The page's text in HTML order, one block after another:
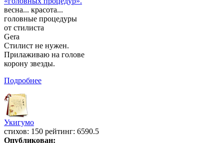
весна... красота...
головные процедуры
от стилиста
Gera
Стилист не нужен.
Прилаживаю на голове
корону звезды.
Подробнее
Укигумо
cтихов: 150 рейтинг: 6590.5
Опубликован: